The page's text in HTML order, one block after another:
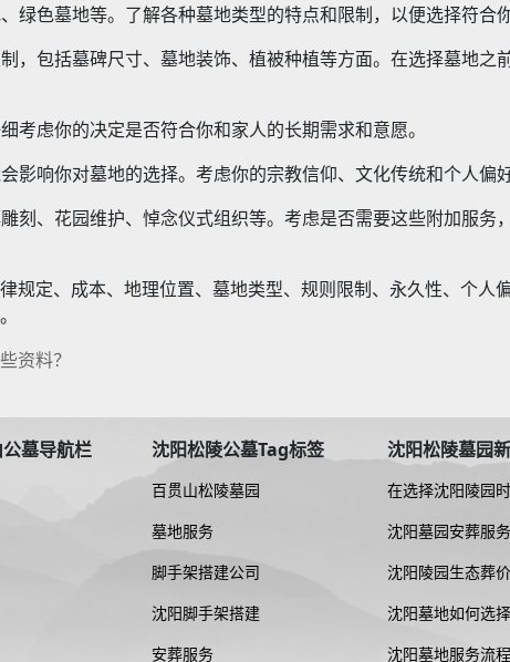
绿色墓地等。了解各种墓地类型的特点和限制，以便选择符合
，包括墓碑尺寸、墓地装饰、植被种植等方面。在选择墓地之
考虑你的决定是否符合你和家人的长期需求和意愿。
影响你对墓地的选择。考虑你的宗教信仰、文化传统和个人偏
刻、花园维护、悼念仪式组织等。考虑是否需要这些附加服务
规定、成本、地理位置、墓地类型、规则限制、永久性、个人
资料？
墓导航栏 沈阳松陵公墓Tag标签
百贯山松陵墓园
墓地服务
脚手架搭建公司
沈阳脚手架搭建
安葬服务
沈阳松陵墓园
在选择沈阳陵园
该考虑哪些因素？
沈阳墓园安葬服
沈阳陵园生态葬
析：环保理念下的
沈阳墓地如何选
——温馨安放，
沈阳墓地服务流